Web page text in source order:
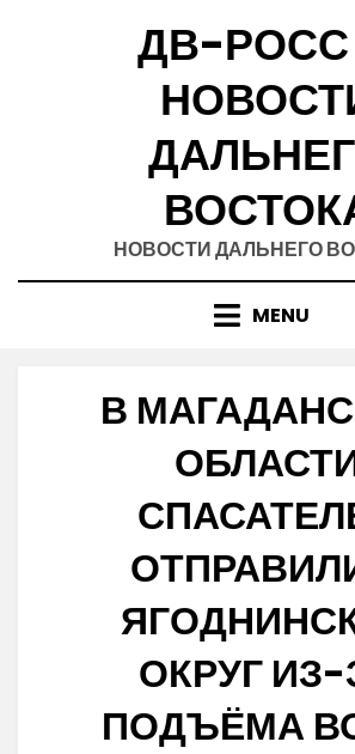
ДВ-
НОВОСТИ ДАЛЬНЕГО
MENU
В
ОКРУГ
ПОДЪЁМА